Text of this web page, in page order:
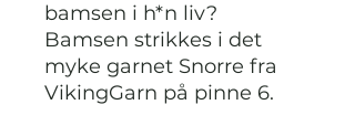
bamsen i h*n liv?
Bamsen strikkes i det
myke garnet Snorre fra
VikingGarn på pinne 6.